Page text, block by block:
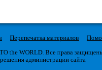
Перепечатка материалов
the WORLD. Все права
администрации сайта